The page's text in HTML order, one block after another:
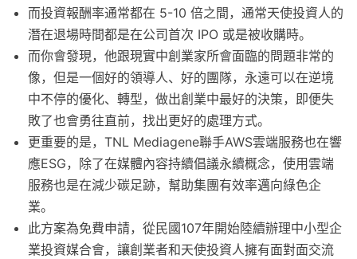
而投資報酬率通常都在 5-10 倍之間，通常天使投資人的
潛在退場時間都是在公司首次 IPO 或是被收購時。
而你會發現，他跟現實中創業家所會面臨的問題非常的
像，但是一個好的領導人、好的團隊，永遠可以在逆境
中不停的優化、轉型，做出創業中最好的決策，即便失
敗了也會勇往直前，找出更好的處理方式。
更重要的是，TNL Mediagene聯手AWS雲端服務也在響
應ESG，除了在媒體內容持續倡議永續概念，使用雲端
服務也是在減少碳足跡，幫助集團有效率邁向綠色企
業。
此方案為免費申請，從民國107年開始陸續辦理中小型企
業投資媒合會，讓創業者和天使投資人擁有面對面交流